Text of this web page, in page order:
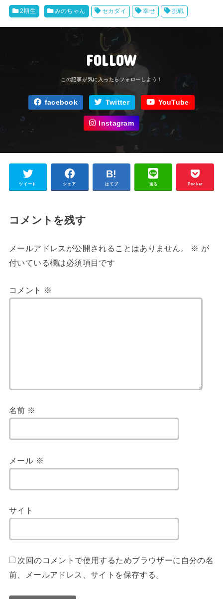
2期生 みのちゃん セカダイ 幸せ 挑戦
FOLLOW
facebook Twitter YouTube
Instagram
ツイート シェア はてブ 送る Pocket
コメントを残す
メールアドレスが公開されることはありません。 ※ が
付いている欄は必須項目です
コメント ※
名前 ※
メール ※
サイト
次回のコメントで使用するためブラウザーに自分の名
前、メールアドレス、サイトを保存する。